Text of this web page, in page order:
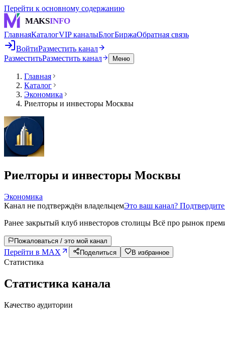
Перейти к основному содержанию
MAKSINFO
ГлавнаяКаталогVIP каналыБлогБиржаОбратная связь
ВойтиРазместить канал
РазместитьРазместить канал Меню
Главная
Каталог
Экономика
Риелторы и инвесторы Москвы
Риелторы и инвесторы Москвы
Экономика
Канал не подтверждён владельцемЭто ваш канал?
Ранее закрытый клуб инвесторов столицы Всё про рынок
Пожаловаться / это мой канал
Перейти в MAX Поделиться В избранное
Статистика
Статистика канала
Качество аудитории